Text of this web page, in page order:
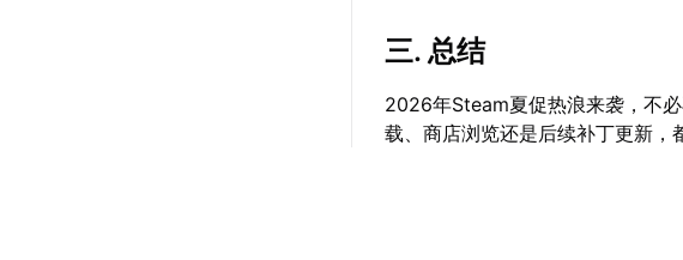
三. 总结
2026年Steam夏促热浪来袭，不
载、商店浏览还是后续补丁更新，